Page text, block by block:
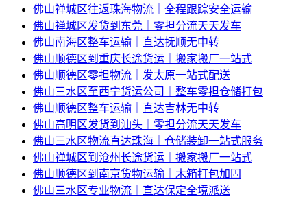
佛山禅城区往返珠海物流｜全程跟踪安全运输
佛山禅城区发货到东莞｜零担分流天天发车
佛山南海区整车运输｜直达抚顺无中转
佛山顺德区到重庆长途货运｜搬家搬厂一站式
佛山顺德区零担物流｜发太原一站式配送
佛山三水区至西宁货运公司｜整车零担仓储打包
佛山顺德区整车运输｜直达吉林无中转
佛山高明区发货到汕头｜零担分流天天发车
佛山三水区物流直达珠海｜仓储装卸一站式服务
佛山禅城区到沧州长途货运｜搬家搬厂一站式
佛山顺德区到南京货物运输｜木箱打包加固
佛山三水区专业物流｜直达保定全境派送